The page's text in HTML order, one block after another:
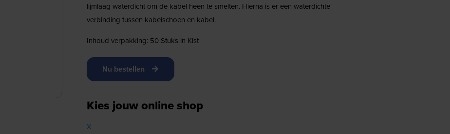
lijmlaag waterdicht om de kabel heen te smelten. Hierna is er een waterdichte
verbinding tussen kabelschoen en kabel.
Inhoud verpakking: 50 Stuks in Kist
Nu bestellen
Kies jouw online shop
X